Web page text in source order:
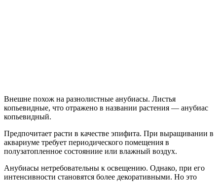
Внешне похож на разнолистные анубиасы. Листья
копьевидные, что отражено в названии растения — анубиас
копьевидный.
Предпочитает расти в качестве эпифита. При выращивании в
аквариуме требует периодического помещения в
полузатопленное состояниие или влажный воздух.
Анубиасы нетребовательны к освещению. Однако, при его
интенсивности становятся более декоративными. Но это